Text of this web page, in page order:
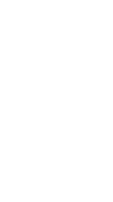
い
す
う
の
本